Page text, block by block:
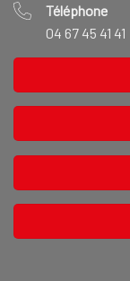
Téléphone
04 67 45 41 41